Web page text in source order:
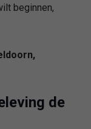
beginnen,
de